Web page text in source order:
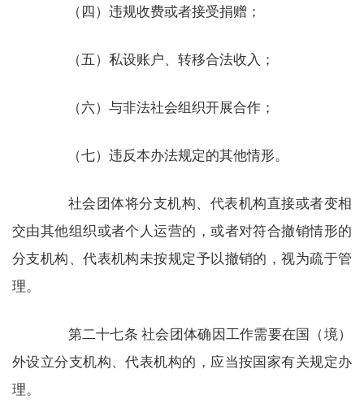
（四）违规收费或者接受捐赠；
（五）私设账户、转移合法收入；
（六）与非法社会组织开展合作；
（七）违反本办法规定的其他情形。
社会团体将分支机构、代表机构直接或者变相
交由其他组织或者个人运营的，或者对符合撤销情形的
分支机构、代表机构未按规定予以撤销的，视为疏于管
理。
第二十七条 社会团体确因工作需要在国（境）
外设立分支机构、代表机构的，应当按国家有关规定办
理。